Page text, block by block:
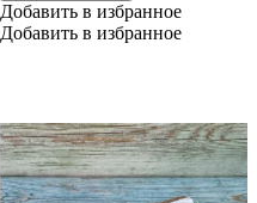
Добавить в избранное
Добавить в избранное